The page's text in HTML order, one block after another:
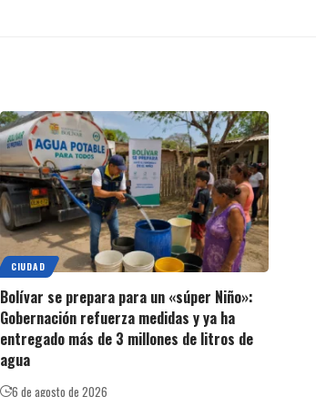
CIUDAD
Bolívar se prepara para un «súper Niño»:
Gobernación refuerza medidas y ya ha
entregado más de 3 millones de litros de
agua
6 de agosto de 2026